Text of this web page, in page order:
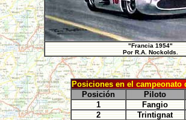
"Francia 1954"
Por R.A. Nockolds.
Posiciones en el campeonato
Posición
Piloto
1
Fangio
2
Trintignat